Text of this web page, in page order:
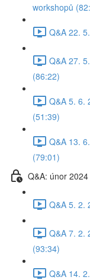
workshopů
Q&A 22.
Q&A 27.
(86:22)
Q&A 5. 6.
(51:39)
Q&A 13.
(79:01)
Q&A: únor 2024
Q&A 5. 2.
Q&A 7. 2.
(93:34)
Q&A 14.